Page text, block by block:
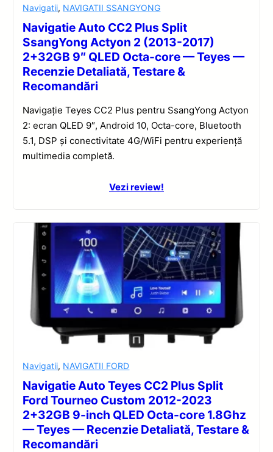
Navigatii, NAVIGATII SSANGYONG
Navigatie Auto CC2 Plus Split
SsangYong Actyon 2 (2013-2017)
2+32GB 9″ QLED Octa-core — Teyes —
Recenzie Detaliată, Testare &
Recomandări
Navigație Teyes CC2 Plus pentru SsangYong Actyon
2: ecran QLED 9″, Android 10, Octa-core, Bluetooth
5.1, DSP și conectivitate 4G/WiFi pentru experiență
multimedia completă.
Vezi review!
Navigatii, NAVIGATII FORD
Navigatie Auto Teyes CC2 Plus Split
Ford Tourneo Custom 2012-2023
2+32GB 9-inch QLED Octa-core 1.8Ghz
— Teyes — Recenzie Detaliată, Testare &
Recomandări